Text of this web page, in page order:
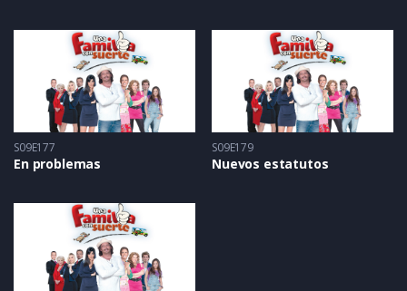
S09E177
En problemas
S09E179
Nuevos estatutos